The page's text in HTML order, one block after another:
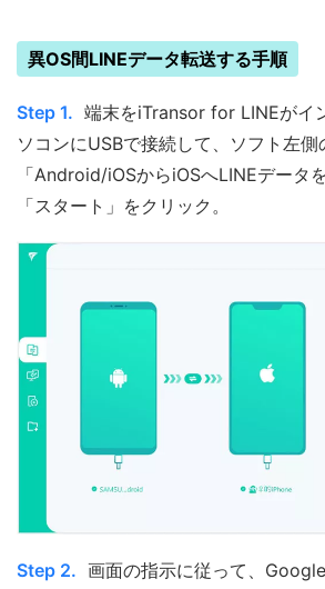
異OS間LINEデータ転送する手順
Step 1. 端末をiTransor for LINEがイ
ソコンにUSBで接続して、ソフト左側
「Android/iOSからiOSへLINEデータ
「スタート」をクリック。
Step 2. 画面の指示に従って、